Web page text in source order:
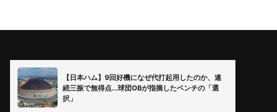
【日本ハム】9回好機になぜ代打起用したのか、連
続三振で無得点...球団OBが指摘したベンチの「選
択」